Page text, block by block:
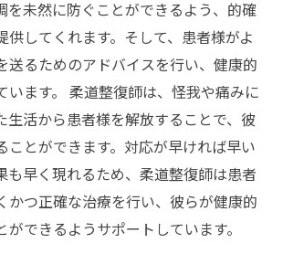
を未然に防ぐことができるよう、的確
供してくれます。そして、患者様がよ
送るためのアドバイスを行い、健康的
います。 柔道整復師は、怪我や痛みに
生活から患者様を解放することで、彼
ことができます。対応が早ければ早い
も早く現れるため、柔道整復師は患者
かつ正確な治療を行い、彼らが健康的
できるようサポートしています。